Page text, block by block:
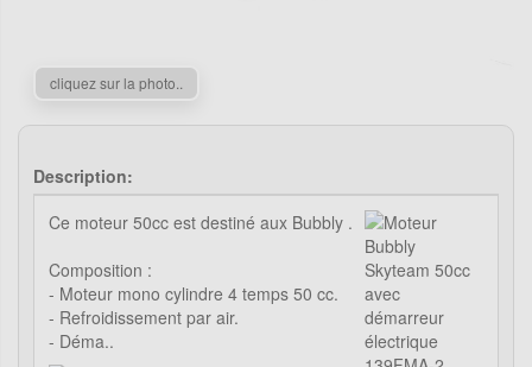
cliquez sur la photo..
Description:
Ce moteur 50cc est destiné aux Bubbly .
Composition :
- Moteur mono cylindre 4 temps 50 cc.
- Refroidissement par air.
- Déma..